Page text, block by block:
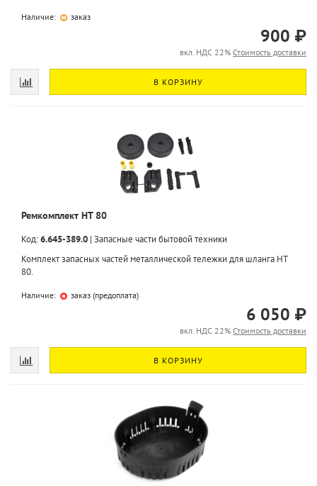
Наличие: заказ
900 ₽
вкл. НДС 22% Стоимость доставки
В КОРЗИНУ
Ремкомплект HT 80
Код:6.645-389.0 | Запасные части бытовой техники
Комплект запасных частей металлической тележки для шланга HT
80.
Наличие: заказ (предоплата)
6 050 ₽
вкл. НДС 22% Стоимость доставки
В КОРЗИНУ